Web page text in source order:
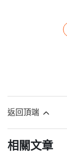
返回頂端
相關文章